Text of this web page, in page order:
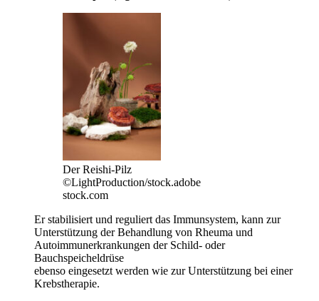
Der Reishi-Pilz
©LightProduction/stock.adobe
stock.com
Er stabilisiert und reguliert das Immunsystem, kann zur
Unterstützung der Behandlung von Rheuma und
Autoimmunerkrankungen der Schild- oder
Bauchspeicheldrüse
ebenso eingesetzt werden wie zur Unterstützung bei einer
Krebstherapie.